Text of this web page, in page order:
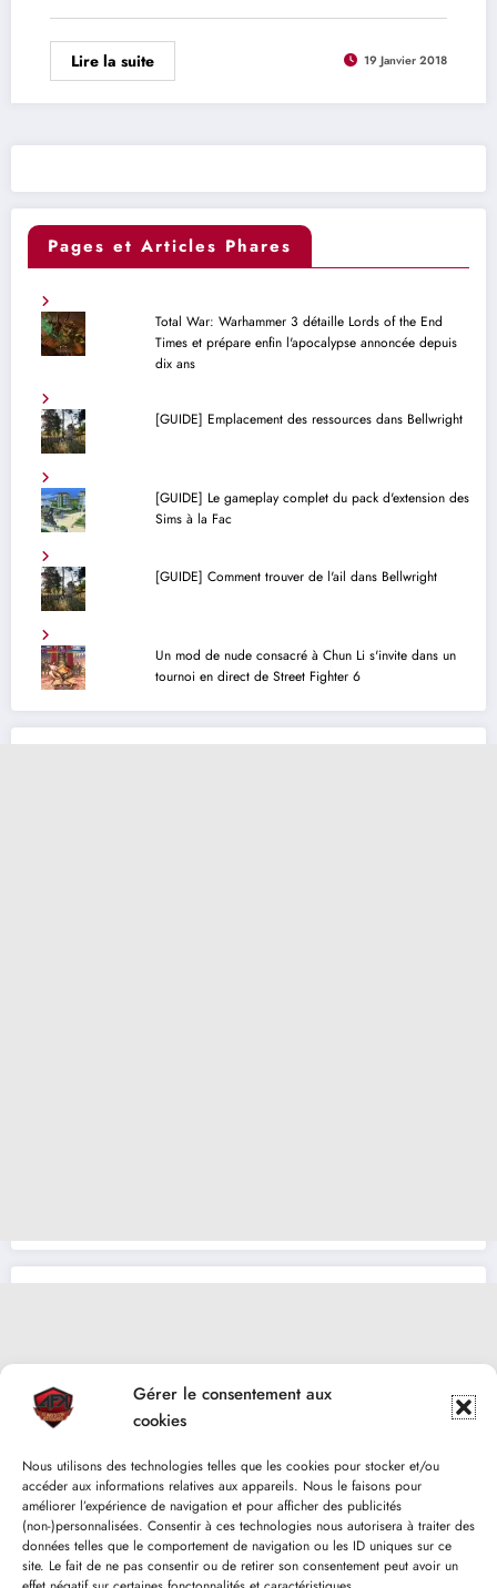
Gérer le consentement aux
cookies
Nous utilisons des technologies telles que les cookies pour stocker et/ou
accéder aux informations relatives aux appareils. Nous le faisons pour
améliorer l’expérience de navigation et pour afficher des publicités
(non-)personnalisées. Consentir à ces technologies nous autorisera à traiter des
données telles que le comportement de navigation ou les ID uniques sur ce
site. Le fait de ne pas consentir ou de retirer son consentement peut avoir un
Lire la suite 19 Janvier 2018
Pages et Articles Phares
Total War: Warhammer 3 détaille Lords of the End
Times et prépare enfin l'apocalypse annoncée depuis
dix ans
[GUIDE] Emplacement des ressources dans Bellwright
[GUIDE] Le gameplay complet du pack d'extension des
Sims à la Fac
[GUIDE] Comment trouver de l'ail dans Bellwright
Un mod de nude consacré à Chun Li s'invite dans un
tournoi en direct de Street Fighter 6